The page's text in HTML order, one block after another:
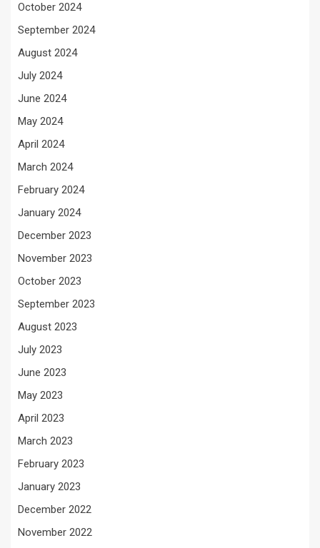
October 2024
September 2024
August 2024
July 2024
June 2024
May 2024
April 2024
March 2024
February 2024
January 2024
December 2023
November 2023
October 2023
September 2023
August 2023
July 2023
June 2023
May 2023
April 2023
March 2023
February 2023
January 2023
December 2022
November 2022